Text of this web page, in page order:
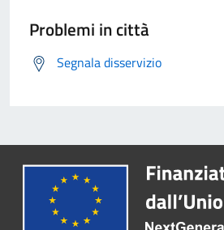
Problemi in città
Segnala disservizio